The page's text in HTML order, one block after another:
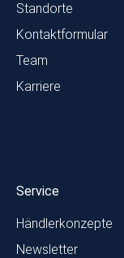
Standorte
Kontaktformular
Team
Karriere
Service
Händlerkonzepte
Newsletter